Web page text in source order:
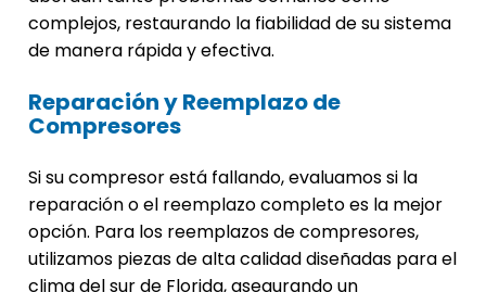
complejos, restaurando la fiabilidad de su sistema
de manera rápida y efectiva.
Reparación y Reemplazo de
Compresores
Si su compresor está fallando, evaluamos si la
reparación o el reemplazo completo es la mejor
opción. Para los reemplazos de compresores,
utilizamos piezas de alta calidad diseñadas para el
clima del sur de Florida, asegurando un